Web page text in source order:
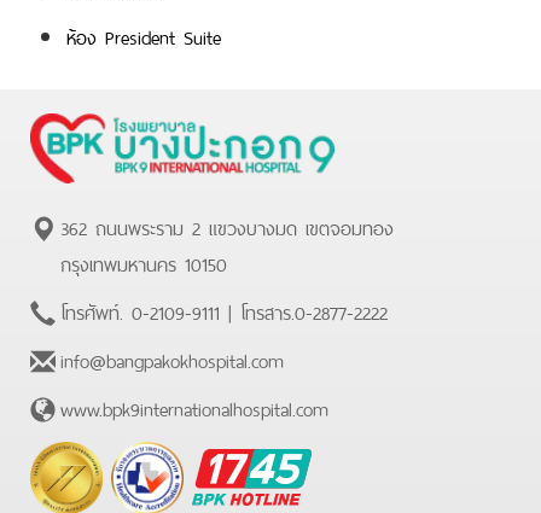
ห้อง President Suite
362 ถนนพระราม 2 แขวงบางมด เขตจอมทอง
กรุงเทพมหานคร 10150
โทรศัพท์. 0-2109-9111 | โทรสาร.0-2877-2222
info@bangpakokhospital.com
www.bpk9internationalhospital.com
BPK
Hotline